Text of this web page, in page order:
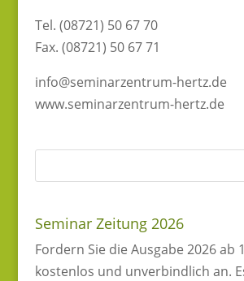
Tel. (08721) 50 67 70
Fax. (08721) 50 67 71
info@seminarzentrum-hertz.de
www.seminarzentrum-hertz.de
Seminar Zeitung 2026
Fordern Sie die Ausgabe 2026 ab
kostenlos und unverbindlich an.